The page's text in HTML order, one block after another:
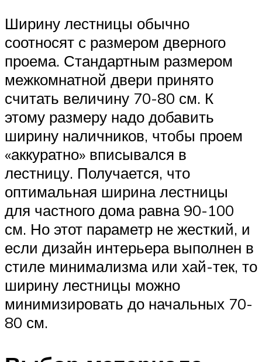
Ширину лестницы обычно
соотносят с размером дверного
проема. Стандартным размером
межкомнатной двери принято
считать величину 70-80 см. К
этому размеру надо добавить
ширину наличников, чтобы проем
«аккуратно» вписывался в
лестницу. Получается, что
оптимальная ширина лестницы
для частного дома равна 90-100
см. Но этот параметр не жесткий, и
если дизайн интерьера выполнен в
стиле минимализма или хай-тек, то
ширину лестницы можно
минимизировать до начальных 70-
80 см.